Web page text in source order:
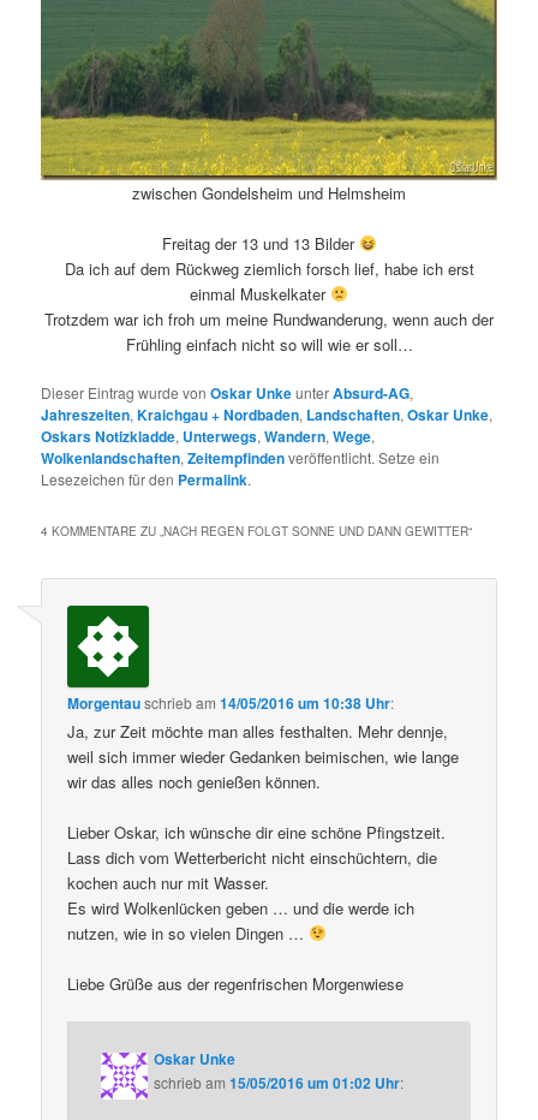
zwischen Gondelsheim und Helmsheim
Freitag der 13 und 13 Bilder
Da ich auf dem Rückweg ziemlich forsch lief, habe ich erst
einmal Muskelkater
Trotzdem war ich froh um meine Rundwanderung, wenn auch der
Frühling einfach nicht so will wie er soll…
Dieser Eintrag wurde vonOskar UnkeunterAbsurd-AG,
Jahreszeiten,Kraichgau + Nordbaden, Landschaften,Oskar Unke,
Oskars Notizkladde, Unterwegs,Wandern,Wege,
Wolkenlandschaften,Zeitempfindenveröffentlicht. Setze ein
Lesezeichen für den Permalink.
4 KOMMENTARE ZU „NACH REGEN FOLGT SONNE UND DANN GEWITTER“
Morgentauschriebam14/05/2016 um 10:38 Uhr:
Ja, zur Zeit möchte man alles festhalten. Mehr dennje,
weil sich immer wieder Gedanken beimischen, wie lange
wir das alles noch genießen können.
Lieber Oskar, ich wünsche dir eine schöne Pfingstzeit.
Lass dich vom Wetterbericht nicht einschüchtern, die
kochen auch nur mit Wasser.
Es wird Wolkenlücken geben … und die werde ich
nutzen, wie in so vielen Dingen …
Liebe Grüße aus der regenfrischen Morgenwiese
Oskar Unke
schriebam15/05/2016 um 01:02 Uhr: